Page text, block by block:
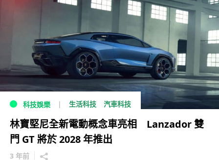
科技娛樂 生活科技 汽車科技
林寶堅尼全新電動概念車亮相 Lanzador 雙
門 GT 將於 2028 年推出
3 年前